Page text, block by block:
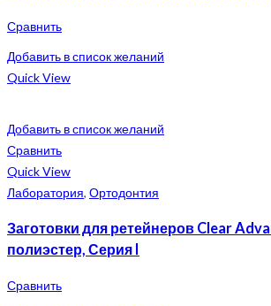
Сравнить
Добавить в список желаний
Quick View
Добавить в список желаний
Сравнить
Quick View
Лаборатория, Ортодонтия
Заготовки для ретейнеров Clear
полиэстер, Серия I
Сравнить